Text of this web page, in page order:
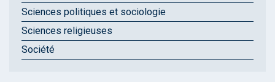
Sciences politiques et sociologie
Sciences religieuses
Société